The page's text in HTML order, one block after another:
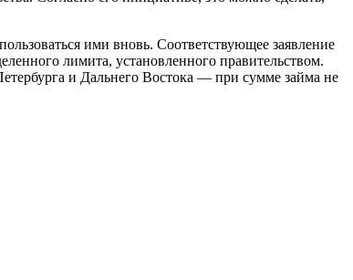
ими вновь. Соответствующее заявление
лимита, установленного правительством.
и Дальнего Востока — при сумме займа не